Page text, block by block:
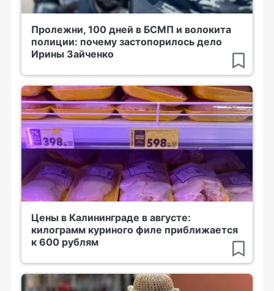
Пролежни, 100 дней в БСМП и волокита
полиции: почему застопорилось дело
Ирины Зайченко
Цены в Калининграде в августе:
килограмм куриного филе приближается
к 600 рублям